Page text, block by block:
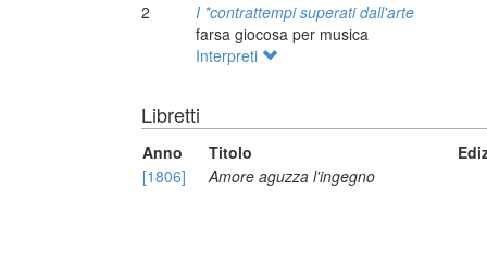
2
I *contrattempi superati dall'arte
farsa giocosa per musica
Interpreti
Libretti
Anno Titolo
[1806]
Amore aguzza l'ingegno